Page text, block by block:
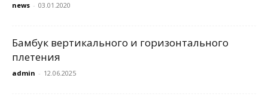
news - 03.01.2020
Бамбук вертикального и горизонтального
плетения
admin - 12.06.2025